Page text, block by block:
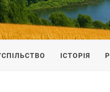
IS
ІСТОРІЯ